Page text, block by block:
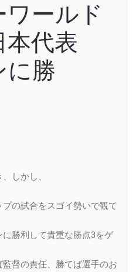
ワールド
代表
に勝
しかし、
の試合をスゴイ勢いで観て
勝利して貴重な勝点3をゲ
督の責任、勝てば選手のお